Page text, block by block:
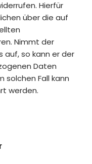
Hierfür
über die auf
Nimmt der
auf, so kann er der
Daten
solchen Fall kann
werden.